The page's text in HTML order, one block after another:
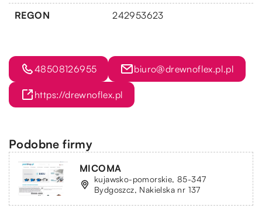
REGON 242953623
48508126955 biuro@drewnoflex.pl.pl
https://drewnoflex.pl
Podobne firmy
MICOMA
kujawsko-pomorskie, 85-347
Bydgoszcz, Nakielska nr 137